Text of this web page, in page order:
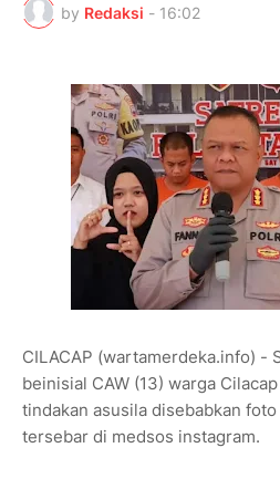
by Redaksi - 16:02
CILACAP (wartamerdeka.info) -
beinisial CAW (13) warga
tindakan asusila disebabkan
tersebar di medsos instagram.